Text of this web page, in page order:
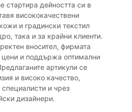
стартира дейността си в
висококачествени
и градински текстил
така и за крайни клиенти.
вносител, фирмата
цени и поддържа оптимални
артикули се
и високо качество,
и чрез
дизайнери.